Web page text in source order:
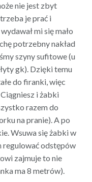
nie jest zbyt
je prać i
mi się mało
potrzebny nakład
szyny sufitowe (u
gk). Dzięki temu
do firanki, więc
i żabki
razem do
na pranie). A po
Wsuwa się żabki w
regulować odstępów
zajmuje to nie
ma 8 metrów).